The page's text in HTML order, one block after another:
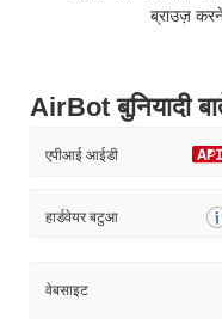
ब्राउज़
AirBot बुनियादी
एपीआई आईडी
हार्डवेयर बटुआ
वेबसाइट